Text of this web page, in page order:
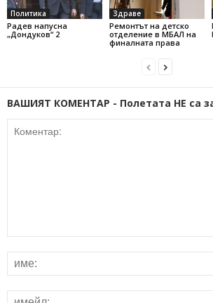
Политика
Радев напусна
„Дондуков“ 2
Здраве
Ремонтът на детско
отделение в МБАЛ на
финалната права
ВАШИЯТ КОМЕНТАР - Полетата НЕ са